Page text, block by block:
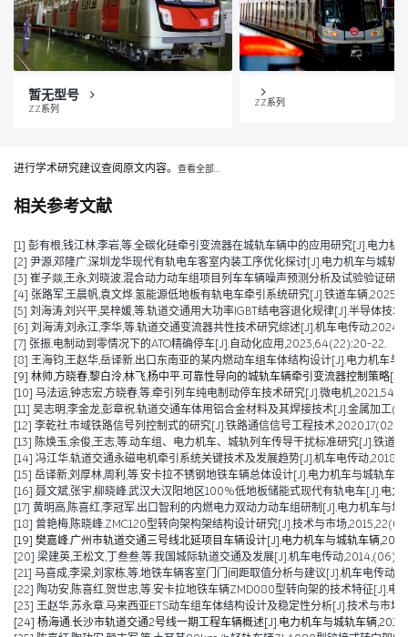
暂无型号
ZZ系列
ZZ系列
进行学术研究建议查阅原文内容。 查看全部…
相关参考文献
[1] 彭有根,钱江林,李岩,等.全碳化硅牵引变流器在城轨车辆中的应用研究[J].电力
[2] 尹源,邓隆广.深圳龙华现代有轨电车客室内装工序优化探讨[J].电力机车与城轨
[3] 崔子燚,王永,刘晓波.混合动力动车组项目列车车辆噪声预测分析及试验验证研
[4] 张路军,王晨帆,袁文烨.氢能源低地板有轨电车牵引系统研究[J].铁道车辆
[5] 刘海涛,刘兴平,吴梓媛,等.轨道交通用大功率IGBT结电容退化规律[J].半导体技
[6] 刘海涛,刘永江,李华,等.轨道交通变流器共性技术研究综述[J].机车电传动
[7] 张振.电制动到零情况下的ATO精确停车[J].自动化应用,2023,64(22):20-22.
[8] 王海钧,王赵华,岳译新.出口东南亚的某内燃动车组车体结构设计[J].电力机车
[9] 林帅,方晓春,黎白泠,林飞,杨中平.可靠性导向的城轨车辆牵引变流器控制策略
[10] 马法运,钟志宏,方晓春,等.牵引列车纯电制动停车技术研究[J].微电机
[11] 吴志明,李金龙,彭章祝.轨道交通车体用铝合金材料及其焊接技术[J].金属加工(
[12] 李乾社.市域铁路信号列控制式的研究[J].铁路通信信号工程技术
[13] 陈焕玉,余俊,王志,等.动车组、电力机车、城轨列车传导干扰标准研究[J].铁道
[14] 冯江华.轨道交通永磁电机牵引系统关键技术及发展趋势[J].机车电传动
[15] 岳译新,刘厚林,周利,等.安卡拉不锈钢地铁车辆总体设计[J].电力机车与城轨车
[16] 聂文斌,张宇,柳晓峰.武汉大汉阳地区100%低地板储能式现代有轨电车[J].电
[17] 黄明高,陈喜红,李冠军.出口智利的内燃电力双动力动车组研制[J].电力机车与
[18] 曾艳梅,陈晓峰.ZMC120型转向架构架结构设计研究[J].技术与市场
[19] 樊嘉峰.广州市轨道交通三号线北延项目车辆设计[J].电力机车与城轨车辆
[20] 梁建英,王松文,丁叁叁,等.我国城际轨道交通及发展[J].机车电传动
[21] 马喜成,李梁,刘家栋,等.地铁车辆客室门门间距取值分析与建议[J].机车电传动
[22] 陶功安,陈喜红,贺世忠,等.安卡拉地铁车辆ZMD080型转向架的技术特征[J].电
[23] 王赵华,苏永章.马来西亚ETS动车组车体结构设计及稳定性分析[J].技术与市
[24] 杨海通.长沙市轨道交通2号线一期工程车辆概述[J].电力机车与城轨车辆